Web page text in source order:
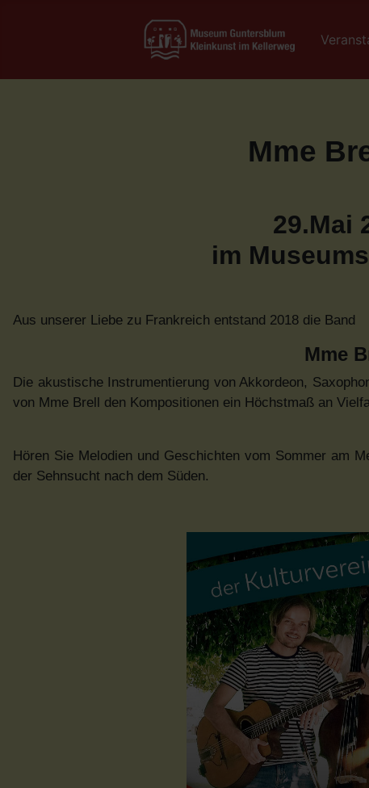
Mme
29.Mai
im
Aus unserer Liebe zu Frankreich entstand 2018 die Band
Mme
Die akustische Instrumentierung von Akkordeon,
von Mme Brell den Kompositionen ein Höchstmaß an
Hören Sie Melodien und Geschichten vom Sommer am
der Sehnsucht nach dem Süden.